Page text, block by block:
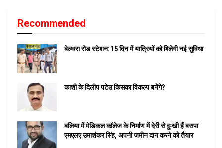
Recommended
बेल्थरा रोड स्टेशन: 15 दिन में यात्रियों को मिलेगी नई सुविधा
काशी के दिलीप पटेल किसका विकल्प बनेंगे?
बलिया में मेडिकल कॉलेज के निर्माण में देरी से दुःखी हैं बसपा
एमएलए उमाशंकर सिंह, अपनी जमीन दान करने को तैयार